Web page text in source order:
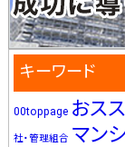
キーワード
00toppage おス
社・管理組合 マン